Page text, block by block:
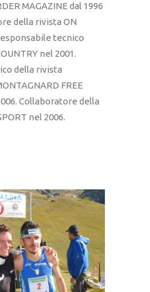
MAGAZINE dal 1996
della rivista ON
tecnico
nel 2001.
della rivista
FREE
Collaboratore della
nel 2006.